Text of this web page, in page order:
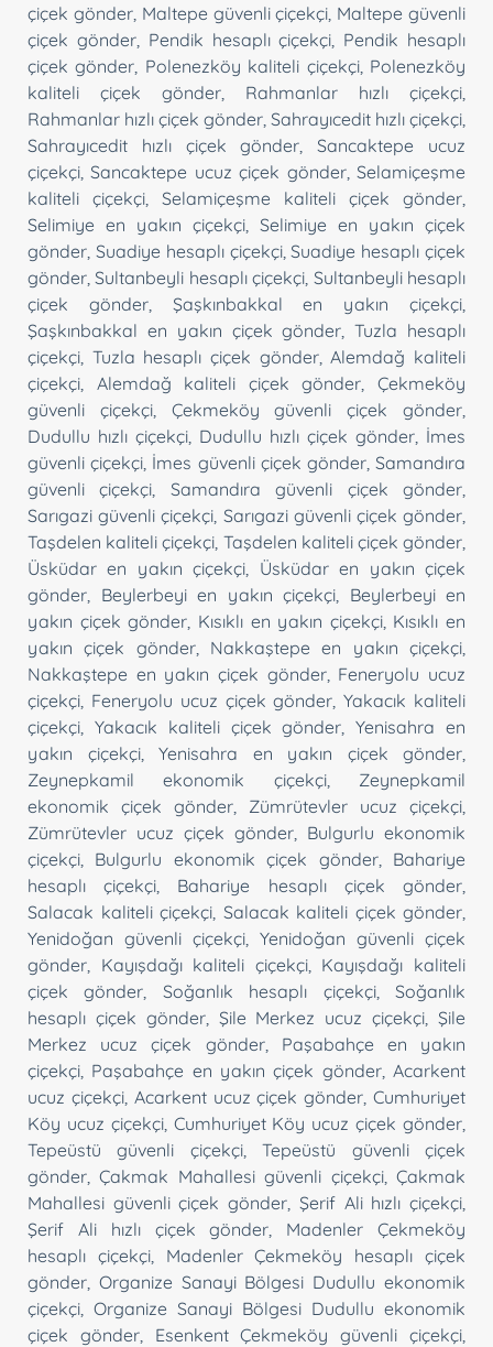
çiçek gönder, Maltepe güvenli çiçekçi Maltepe güvenli
çiçek gönder, Pendik hesaplı çiçekçi Pendik hesaplı
çiçek gönder Polenezköy kaliteli çiçekçi, Polenezköy
kaliteli çiçek gönder
Rahmanlar hızlı çiçekçi
Rahmanlar hızlı çiçek gönder Sahrayıcedit hızlı çiçekçi
Sahrayıcedit hızlı çiçek gönder ,Sancaktepe ucuz
çiçekçi ,Sancaktepe ucuz çiçek gönder,Selamiçeşme
kaliteli çiçekçi
Selamiçeşme kaliteli çiçek gönder
Selimiye en yakın çiçekçi
Selimiye en yakın çiçek
gönder Suadiye hesaplı çiçekçi,Suadiye hesaplı çiçek
gönder ,Sultanbeyli hesaplı çiçekçi Sultanbeyli hesaplı
çiçek gönder, Şaşkınbakkal en yakın çiçekçi
Şaşkınbakkal en yakın çiçek gönder ,Tuzla hesaplı
çiçekçi Tuzla hesaplı çiçek gönder,Alemdağ kaliteli
çiçekçi
Alemdağ kaliteli çiçek gönder ,Çekmeköy
güvenli çiçekçi, Çekmeköy güvenli çiçek gönder
Dudullu hızlı çiçekçi Dudullu hızlı çiçek gönder İmes
güvenli çiçekçi İmes güvenli çiçek gönder,Samandıra
güvenli çiçekçi
Samandıra güvenli çiçek gönder
Sarıgazi güvenli çiçekçi Sarıgazi güvenli çiçek gönder
Taşdelen kaliteli çiçekçi Taşdelen kaliteli çiçek gönder
Üsküdar en yakın çiçekçi
Üsküdar en yakın çiçek
gönder
Beylerbeyi en yakın çiçekçi
Beylerbeyi en
yakın çiçek gönder Kısıklı en yakın çiçekçi, Kısıklı en
yakın çiçek gönder, Nakkaştepe en yakın çiçekçi
Nakkaştepe en yakın çiçek gönder, Feneryolu ucuz
çiçekçi Feneryolu ucuz çiçek gönder ,Yakacık kaliteli
çiçekçi
Yakacık kaliteli çiçek gönder ,Yenisahra en
yakın çiçekçi, Yenisahra en yakın çiçek gönder
Zeynepkamil ekonomik çiçekçi, Zeynepkamil
ekonomik çiçek gönder
Zümrütevler ucuz çiçekçi
Zümrütevler ucuz çiçek gönder
Bulgurlu ekonomik
çiçekçi
Bulgurlu ekonomik çiçek gönder, Bahariye
hesaplı çiçekçi
Bahariye hesaplı çiçek gönder
Salacak kaliteli çiçekçi Salacak kaliteli çiçek gönder
Yenidoğan güvenli çiçekçi
Yenidoğan güvenli çiçek
gönder
Kayışdağı kaliteli çiçekçi, Kayışdağı kaliteli
çiçek gönder
Soğanlık hesaplı çiçekçi,Soğanlık
hesaplı çiçek gönder, Şile Merkez ucuz çiçekçi ,Şile
Merkez ucuz çiçek gönder, Paşabahçe en yakın
çiçekçi Paşabahçe en yakın çiçek gönder,Acarkent
ucuz çiçekçi, Acarkent ucuz çiçek gönder ,Cumhuriyet
Köy ucuz çiçekçi, Cumhuriyet Köy ucuz çiçek gönder
Tepeüstü güvenli çiçekçi,Tepeüstü güvenli çiçek
gönder ,Çakmak Mahallesi güvenli çiçekçi,Çakmak
Mahallesi güvenli çiçek gönder Şerif Ali hızlı çiçekçi
Şerif Ali hızlı çiçek gönder
Madenler Çekmeköy
hesaplı çiçekçi, Madenler Çekmeköy hesaplı çiçek
gönder Organize Sanayi Bölgesi Dudullu ekonomik
çiçekçi Organize Sanayi Bölgesi Dudullu ekonomik
çiçek gönder, Esenkent Çekmeköy güvenli çiçekçi